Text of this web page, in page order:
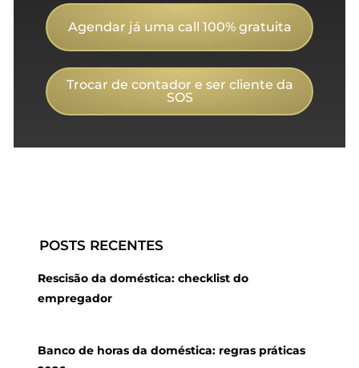
Agendar já uma call 100% gratuita
Trocar de contador e ser cliente da
SOS
POSTS RECENTES
Rescisão da doméstica: checklist do
empregador
Banco de horas da doméstica: regras práticas